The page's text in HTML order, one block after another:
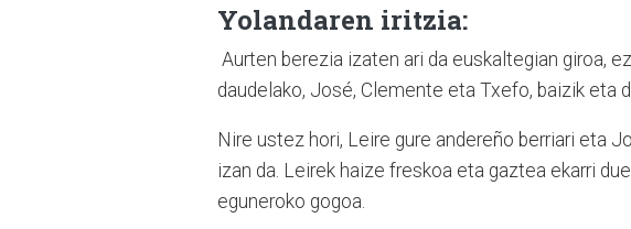
Yolandaren iritzia:
Aurten berezia izaten ari da euskaltegian giroa,
daudelako, José, Clemente eta Txefo, baizik eta
Nire ustez hori, Leire gure andereño berriari eta
izan da. Leirek haize freskoa eta gaztea ekarri
eguneroko gogoa.